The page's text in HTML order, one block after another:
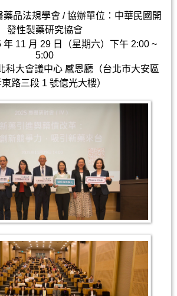
藥品法規學會 / 協辦單位：中華民國開
發性製藥研究協會
11 月 29 日（星期六）下午 2:00 ~
5:00
科大會議中心 感恩廳（台北市大安區
路三段 1 號億光大樓）